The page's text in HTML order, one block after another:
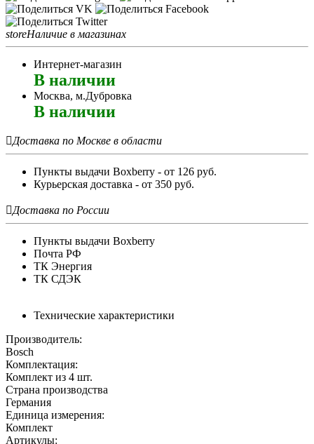
storeНаличие в магазинах
Интернет-магазин
В наличии
Москва, м.Дубровка
В наличии
Доставка по Москве в области
Пункты выдачи Boxberry - от 126 руб.
Курьерская доставка - от 350 руб.
Доставка по России
Пункты выдачи Boxberry
Почта РФ
ТК Энергия
ТК СДЭК
Технические характеристики
Производитель:
Bosch
Комплектация:
Комплект из 4 шт.
Страна производства
Германия
Единица измерения:
Комплект
Артикулы: